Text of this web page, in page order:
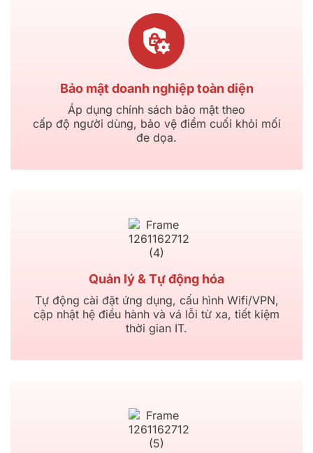
Bảo mật doanh nghiệp toàn diện
Áp dụng chính sách bảo mật theo
cấp độ người dùng, bảo vệ điểm cuối khỏi mối
đe dọa.
Quản lý & Tự động hóa
Tự động cài đặt ứng dụng, cấu hình Wifi/VPN,
cập nhật hệ điều hành và vá lỗi từ xa, tiết kiệm
thời gian IT.